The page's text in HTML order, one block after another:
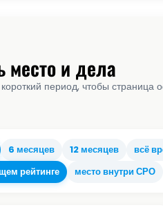
место и дела
период, чтобы страница
6 месяцев 12 месяцев всё
рейтинге место внутри СРО